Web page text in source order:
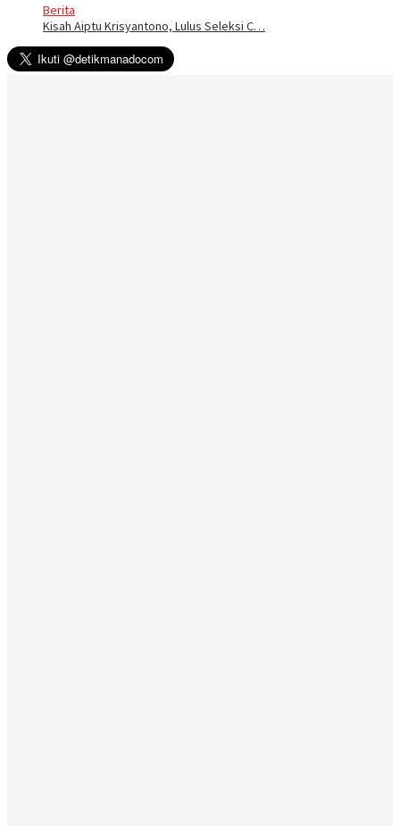
Berita
Kisah Aiptu Krisyantono, Lulus Seleksi C…